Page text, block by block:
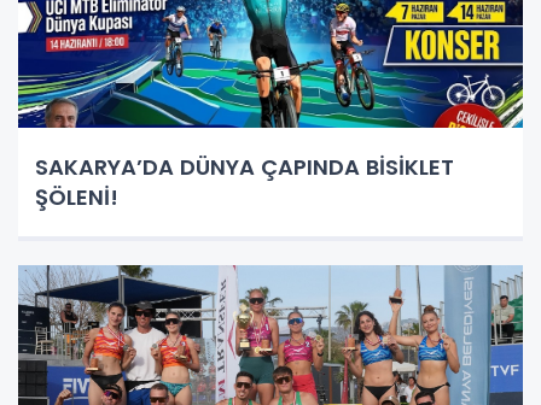
SAKARYA’DA DÜNYA ÇAPINDA BİSİKLET
ŞÖLENİ!